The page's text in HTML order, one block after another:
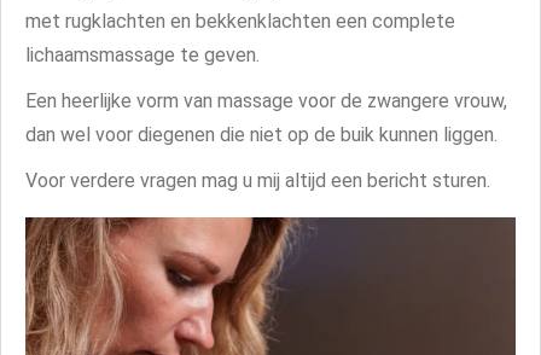
met rugklachten en bekkenklachten een complete
lichaamsmassage te geven.
Een heerlijke vorm van massage voor de zwangere vrouw,
dan wel voor diegenen die niet op de buik kunnen liggen.
Voor verdere vragen mag u mij altijd een bericht sturen.